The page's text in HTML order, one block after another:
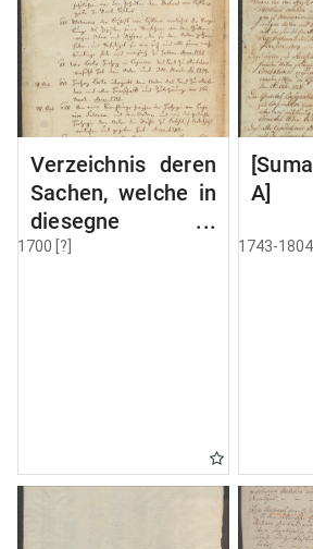
Verzeichnis deren
Sachen, welche in
diesegne
Volumine MSC
1700 [?]
A]
1743-1804